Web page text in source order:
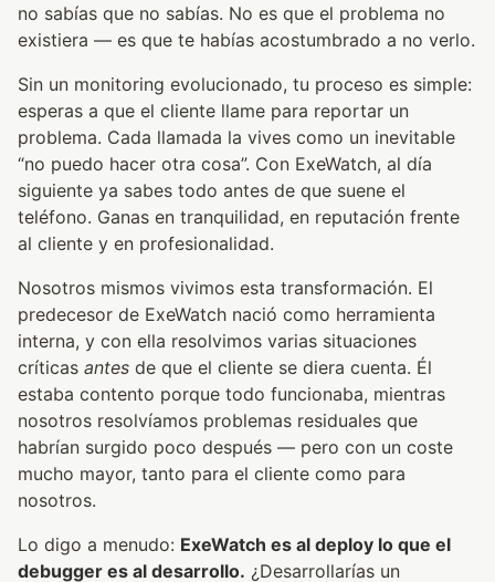
no sabías que no sabías. No es que el problema no
existiera — es que te habías acostumbrado a no verlo.
Sin un monitoring evolucionado, tu proceso es simple:
esperas a que el cliente llame para reportar un
problema. Cada llamada la vives como un inevitable
“no puedo hacer otra cosa”. Con ExeWatch, al día
siguiente ya sabes todo antes de que suene el
teléfono. Ganas en tranquilidad, en reputación frente
al cliente y en profesionalidad.
Nosotros mismos vivimos esta transformación. El
predecesor de ExeWatch nació como herramienta
interna, y con ella resolvimos varias situaciones
críticas antes de que el cliente se diera cuenta. Él
estaba contento porque todo funcionaba, mientras
nosotros resolvíamos problemas residuales que
habrían surgido poco después — pero con un coste
mucho mayor, tanto para el cliente como para
nosotros.
Lo digo a menudo: ExeWatch es al deploy lo que el
debugger es al desarrollo. ¿Desarrollarías un